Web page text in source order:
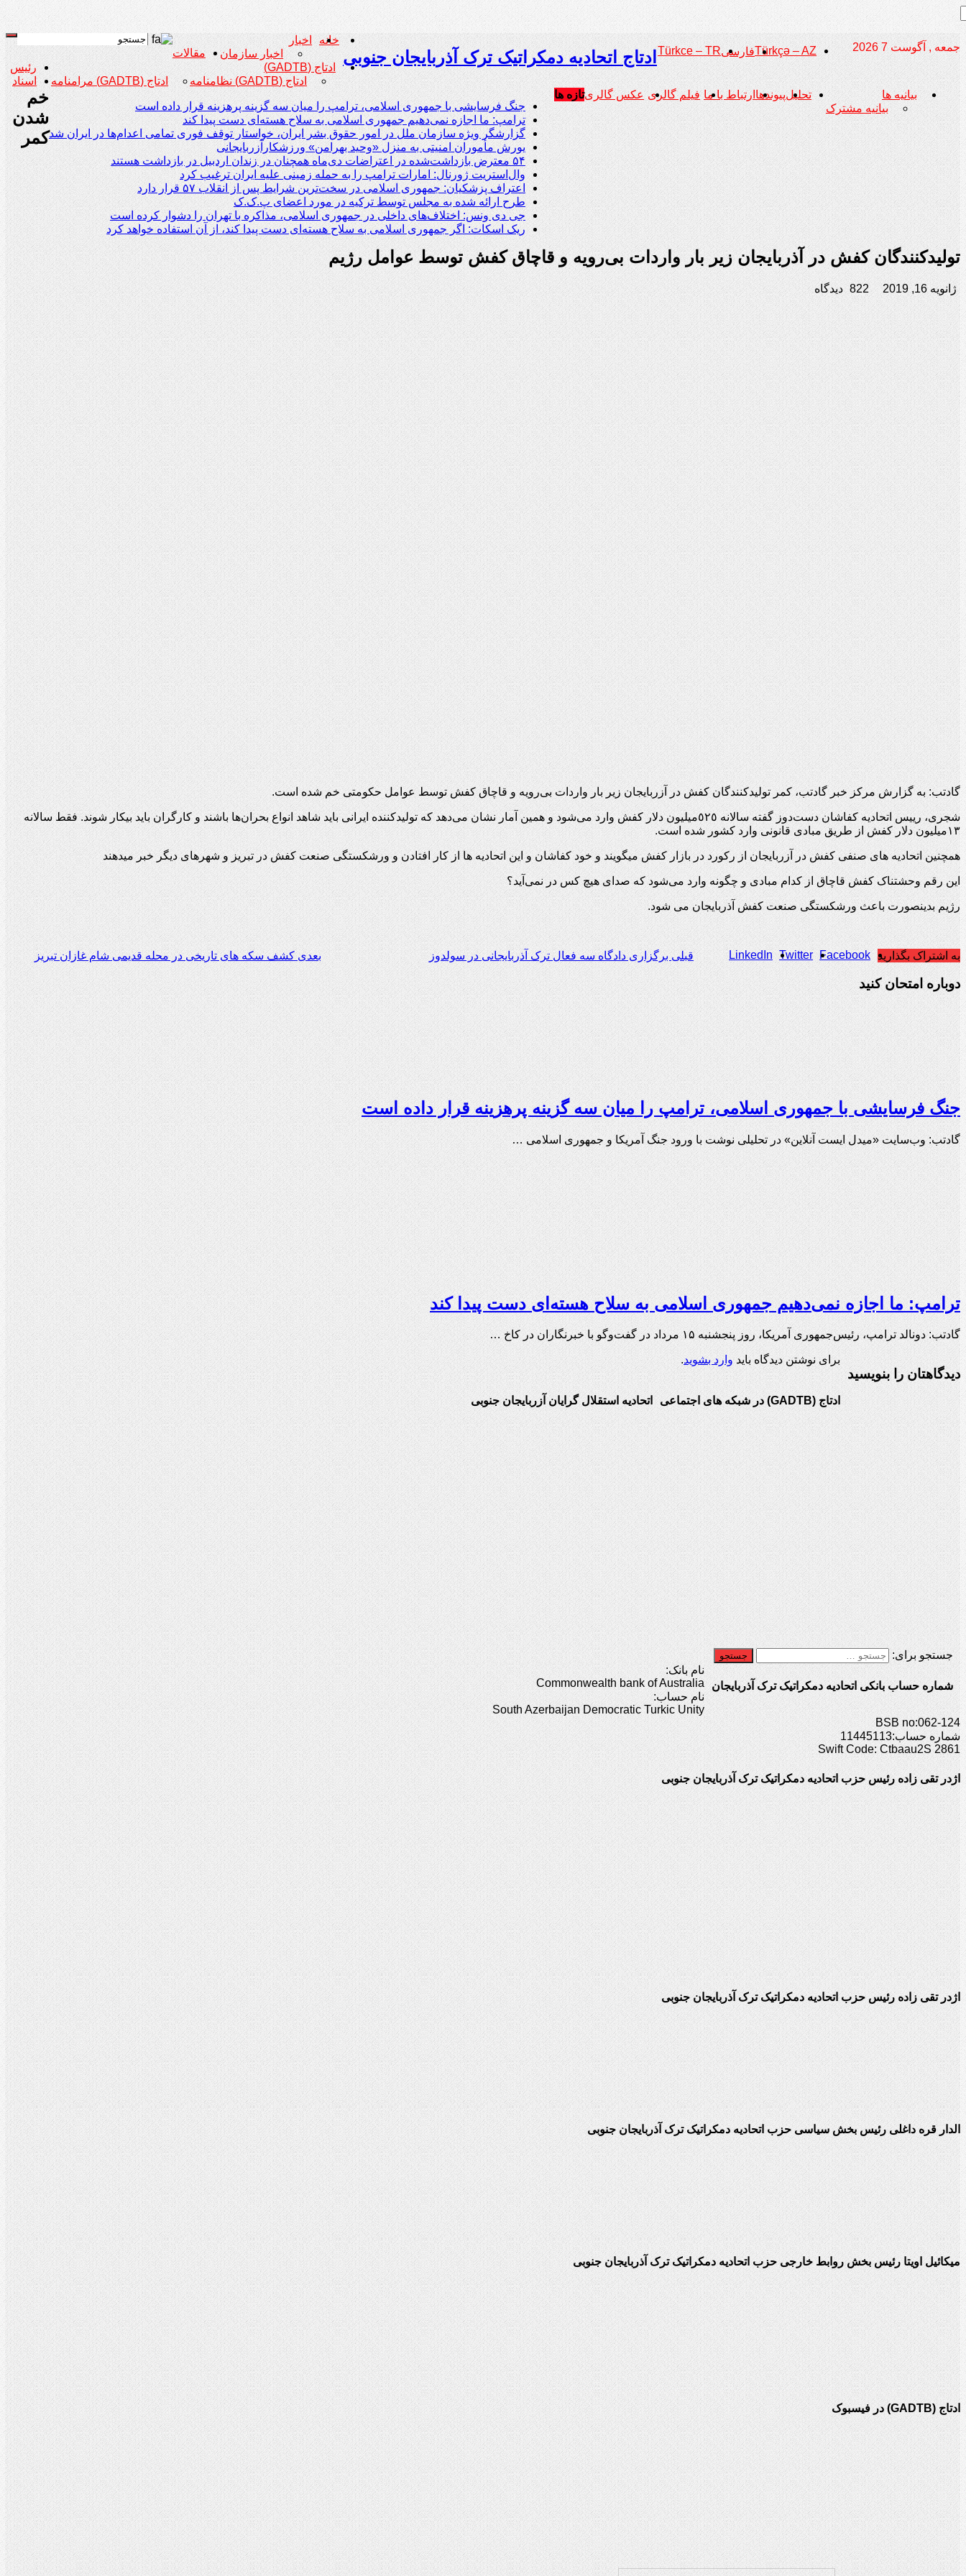
جمعه , آگوست 7 2026 Türkçə – AZفارسیTürkce – TR ادتاج اتحادیه دمکراتیک ترک آذربایجان جنوبی
خانه
اخبار
اخبار سازمان
مقالات
ادتاج (GADTB)
ادتاج (GADTB) نظامنامه
ادتاج (GADTB) مرامنامه
رئیس
اسناد
بیانیه ها
بیانیه مشترک
تحلیلپیوندها ارتباط با ما فیلم گالری عکس گالریتازه ها
جنگ فرسایشی با جمهوری اسلامی، ترامپ را میان سه گزینه پرهزینه قرار داده است
ترامپ: ما اجازه نمی‌دهیم جمهوری اسلامی به سلاح هسته‌ای دست پیدا کند
گزارشگر ویژه سازمان ملل در امور حقوق بشر ایران، خواستار توقف فوری تمامی اعدام‌ها در ایران شد
یورش مأموران امنیتی به منزل «وحید بهرامن» ورزشکارآزربایجانی
۵۴ معترض بازداشت‌شده در اعتراضات دی‌ماه همچنان در زندان اردبیل در بازداشت هستند
وال‌استریت ژورنال: امارات ترامپ را به حمله زمینی علیه ایران ترغیب کرد
اعتراف پزشکیان: جمهوری اسلامی در سخت‌ترین شرایط پس از انقلاب ۵۷ قرار دارد
طرح ارائه شده به مجلس توسط ترکیه در مورد اعضای پ.ک.ک
جی دی ونس: اختلاف‌های داخلی در جمهوری اسلامی، مذاکره با تهران را دشوار کرده است
ریک اسکات: اگر جمهوری اسلامی به سلاح هسته‌ای دست پیدا کند، از آن استفاده خواهد کرد
خم
شدن
کمر
تولیدکنندگان کفش در آذربایجان زیر بار واردات بی‌رویه و قاچاق کفش توسط عوامل رژیم
ژانویه 16, 2019 822 دیدگاه
گادتب: به گزارش مرکز خبر گادتب، کمر تولیدکنندگان کفش در آزربایجان زیر بار واردات بی‌رویه و قاچاق کفش توسط عوامل حکومتی خم شده است.
شجری، رییس اتحادیه کفاشان دست‌دوز گفتە سالانه ٥٢٥میلیون دلار کفش وارد می‌شود و همین آمار نشان می‌دهد که تولیدکننده ایرانی باید شاهد انواع بحران‌ها باشند و کارگران باید بیکار شوند. فقط سالانه
١٣میلیون دلار کفش از طریق مبادی قانونی وارد کشور شده است.
همچنین اتحادیه های صنفی کفش در آزربایجان از رکورد در بازار کفش میگویند و خود کفاشان و این اتحادیه ها از کار افتادن و ورشکستگی صنعت کفش در تبریز و شهرهای دیگر خبر میدهند
این رقم وحشتناک کفش قاچاق از کدام مبادی و چگونه وارد می‌شود که صدای هیچ کس در نمی‌آید؟
رژیم بدینصورت باعث ورشکستگی صنعت کفش آذربایجان می شود.
به اشتراک بگذارید Facebook
Twitter
LinkedIn قبلیبرگزاری دادگاه سه فعال ترک آذربایجانی در سولدوز بعدیکشف سکه های تاریخی در محله قدیمی شام غازان تبریز
دوباره امتحان کنید
جنگ فرسایشی با جمهوری اسلامی، ترامپ را میان سه گزینه پرهزینه قرار داده است
گادتب: وب‌سایت «میدل ایست آنلاین» در تحلیلی نوشت با ورود جنگ آمریکا و جمهوری اسلامی …
ترامپ: ما اجازه نمی‌دهیم جمهوری اسلامی به سلاح هسته‌ای دست پیدا کند
گادتب: دونالد ترامپ، رئیس‌جمهوری آمریکا، روز پنجشنبه ۱۵ مرداد در گفت‌وگو با خبرنگاران در کاخ …
دیدگاهتان را بنویسید
برای نوشتن دیدگاه بایدوارد بشوید.
ادتاج (GADTB) در شبکه های اجتماعی اتحادیه استقلال گرایان آزربایجان جنوبی
جستجو برای:
شماره حساب بانکی اتحادیه دمکراتیک ترک آذربایجان
نام بانک:
Commonwealth bank of Australia
نام حساب:
South Azerbaijan Democratic Turkic Unity
BSB no:062-124
شماره حساب:11445113
Swift Code: Ctbaau2S 2861
اژدر تقی زاده رئیس حزب اتحادیه دمکراتیک ترک آذربایجان جنوبی
اژدر تقی زاده رئیس حزب اتحادیه دمکراتیک ترک آذربایجان جنوبی
الدار قره داغلی رئیس بخش سیاسی حزب اتحادیه دمکراتیک ترک آذربایجان جنوبی
میکائیل اویتا رئیس بخش روابط خارجی حزب اتحادیه دمکراتیک ترک آذربایجان جنوبی
ادتاج (GADTB) در فیسبوک